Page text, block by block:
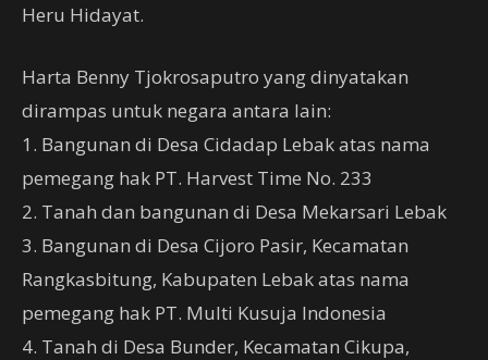
Heru Hidayat.
Harta Benny Tjokrosaputro yang dinyatakan
dirampas untuk negara antara lain:
1. Bangunan di Desa Cidadap Lebak atas nama
pemegang hak PT. Harvest Time No. 233
2. Tanah dan bangunan di Desa Mekarsari Lebak
3. Bangunan di Desa Cijoro Pasir, Kecamatan
Rangkasbitung, Kabupaten Lebak atas nama
pemegang hak PT. Multi Kusuja Indonesia
4. Tanah di Desa Bunder, Kecamatan Cikupa,